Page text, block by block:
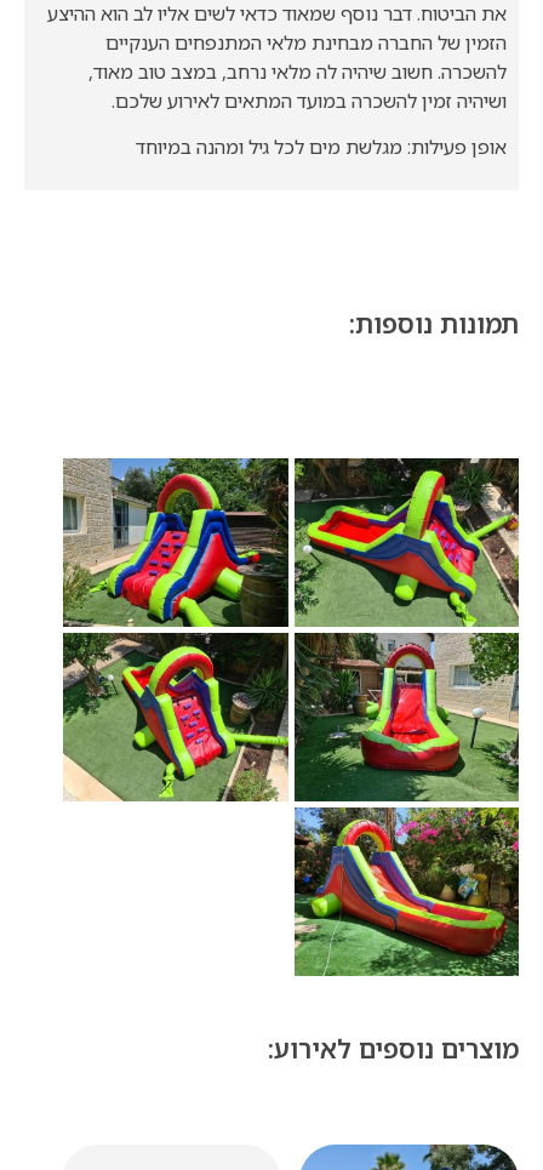
את הביטוח. דבר נוסף שמאוד כדאי לשים אליו לב הוא ההיצע
הזמין של החברה מבחינת מלאי המתנפחים הענקיים
להשכרה. חשוב שיהיה לה מלאי נרחב, במצב טוב מאוד,
ושיהיה זמין להשכרה במועד המתאים לאירוע שלכם.
אופן פעילות: מגלשת מים לכל גיל ומהנה במיוחד
תמונות נוספות:
מוצרים נוספים לאירוע: